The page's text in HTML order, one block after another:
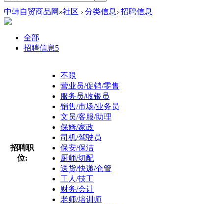
中韩自贸商品网 »社区 › 分类信息› 招聘信息
全部
招聘信息5
招聘职
位:
不限
营业员/促销/零售
服务员/收银员
销售/市场/业务员
文员/客服/助理
保姆/家政
司机/驾驶员
保安/保洁
厨师/切配
送货/快递/仓管
工人/技工
财务/会计
老师/培训师